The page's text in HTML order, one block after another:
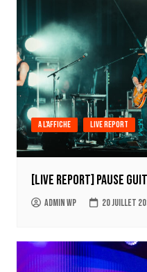
A l'affiche Live report
[LIVE REPORT] Pause
Admin WP 20 juillet